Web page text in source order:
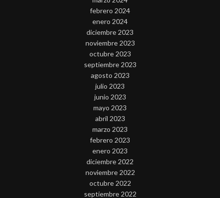
febrero 2024
enero 2024
diciembre 2023
noviembre 2023
octubre 2023
septiembre 2023
agosto 2023
julio 2023
junio 2023
mayo 2023
abril 2023
marzo 2023
febrero 2023
enero 2023
diciembre 2022
noviembre 2022
octubre 2022
septiembre 2022